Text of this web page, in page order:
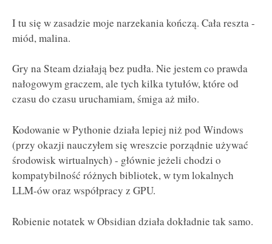
I tu się w zasadzie moje narzekania kończą. Cała reszta -
miód, malina.
Gry na Steam działają bez pudła. Nie jestem co prawda
nałogowym graczem, ale tych kilka tytułów, które od
czasu do czasu uruchamiam, śmiga aż miło.
Kodowanie w Pythonie działa lepiej niż pod Windows
(przy okazji nauczyłem się wreszcie porządnie używać
środowisk wirtualnych) - głównie jeżeli chodzi o
kompatybilność różnych bibliotek, w tym lokalnych
LLM-ów oraz współpracy z GPU.
Robienie notatek w Obsidian działa dokładnie tak samo.